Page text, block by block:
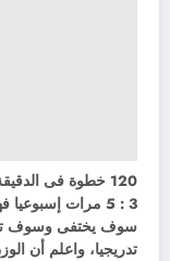
3 : 5 مرات
سوف يختفى وسوف
تدريجيا، واعلم أن